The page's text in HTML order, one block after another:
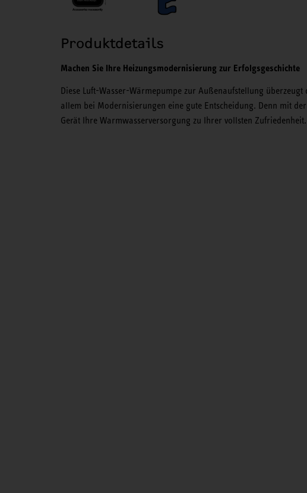
Produktdetails
Machen Sie Ihre Heizungsmodernisierung zur Erfolgsgeschichte
Diese Luft-Wasser-Wärmepumpe zur Außenaufstellung
allem bei Modernisierungen eine gute Entscheidung. Denn mit
Gerät Ihre Warmwasserversorgung zu Ihrer vollsten Zufriedenheit.